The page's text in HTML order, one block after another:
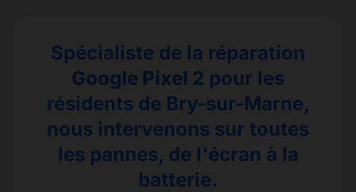
Spécialiste de la réparation
Google Pixel 2 pour les
résidents de Bry-sur-Marne,
nous intervenons sur toutes
les pannes, de l'écran à la
batterie.